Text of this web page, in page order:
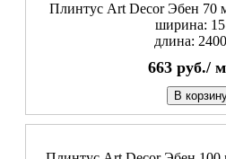
Плинтус Art Decor Эбен 70
ширина:
длина:
663 руб./
В